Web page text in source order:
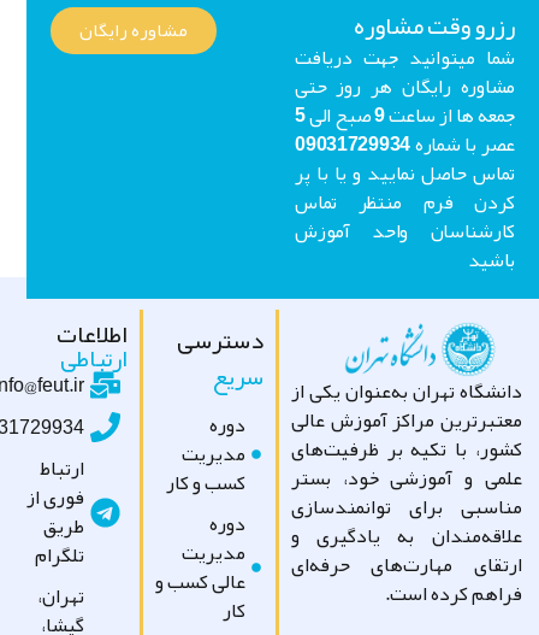
وقت مشاوره
میتوانید جهت دریافت
رایگان هر روز حتی
جمعه ها از ساعت 9 صبح الی 5
عصر با شماره 09031729934
حاصل نمایید و یا با پر
فرم منتظر تماس
واحد آموزش
مشاوره رایگان
تهران به‌عنوان یکی از
مراکز آموزش عالی
با تکیه بر ظرفیت‌های
و آموزشی خود، بستر
برای توانمندسازی
به یادگیری و
مهارت‌های حرفه‌ای
کرده است.
دسترسی
سریع
مدیریت
کسب و کار
مدیریت
عالی کسب و
اطلاعات
ارتباطی
info@feut.ir
09031729934
ارتباط
فوری از
طریق
تلگرام
تهران،
گیشا،